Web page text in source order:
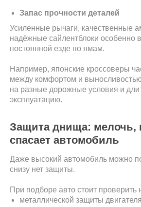
Запас прочности деталей
Усиленные рычаги, качественные
надёжные сайлентблоки особенно
постоянной езде по ямам.
Например, японские кроссоверы
между комфортом и
на разные дорожные условия и
эксплуатацию.
Защита днища: мелочь,
спасает автомобиль
Даже высокий автомобиль можно
снизу нет защиты.
При подборе авто стоит проверить
металлической защиты